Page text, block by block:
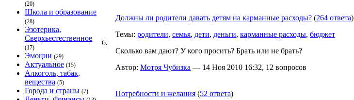
(20)
Школа и образование
(28)
Эзотерика,
Сверхъестественное
(17)
Эмоции (29)
Актуальное (15)
Алкоголь, табак,
вещества (5)
Города и страны (7)
6.
Должны ли родители давать детям на карманные расходы? (264 ответа)
Темы: родители, семья, дети, деньги, карманные расходы, бюджет
Сколько вам дают? У кого просить? Брать или не брать?
Автор: Мотря Чубизка — 14 Ноя 2010 16:32, 12 вопросов
Потребности и желания (52 ответа)